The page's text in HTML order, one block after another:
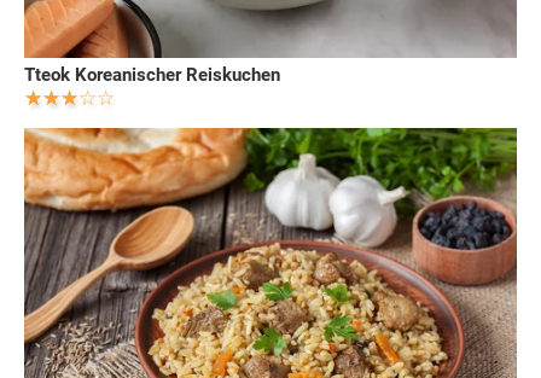
Tteok Koreanischer Reiskuchen